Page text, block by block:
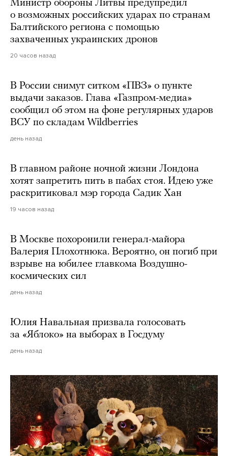
Министр обороны Литвы предупредил
о возможных российских ударах по странам
Балтийского региона с помощью
захваченных украинских дронов
20 часов назад
В России снимут ситком «ПВЗ» о пункте
выдачи заказов. Глава «Газпром-медиа»
сообщил об этом на фоне регулярных ударов
ВСУ по складам Wildberries
день назад
В главном районе ночной жизни Лондона
хотят запретить пить в пабах стоя. Идею уже
раскритиковал мэр города Садик Хан
19 часов назад
В Москве похоронили генерал-майора
Валерия Плохотнюка. Вероятно, он погиб при
взрыве на юбилее главкома Воздушно-
космических сил
день назад
Юлия Навальная призвала голосовать
за «Яблоко» на выборах в Госдуму
день назад